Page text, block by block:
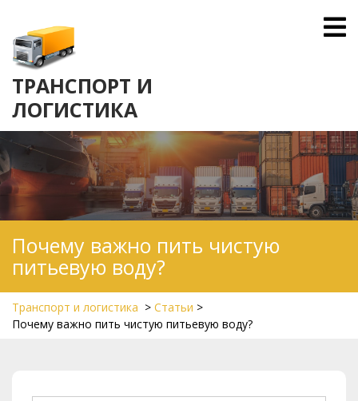
content
ТРАНСПОРТ И
ЛОГИСТИКА
Почему важно пить чистую
питьевую воду?
Транспорт и логистика > Статьи >
Почему важно пить чистую питьевую воду?